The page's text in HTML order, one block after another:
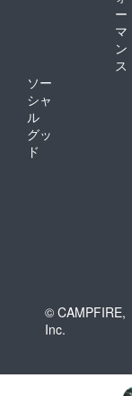
ー
マ
ン
ス
ソー
シャ
ル
グッ
ド
© CAMPFIRE,
Inc.